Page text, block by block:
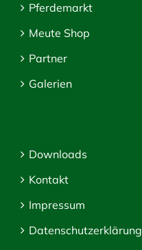
Pferdemarkt
Meute Shop
Partner
Galerien
Downloads
Kontakt
Impressum
Datenschutzerklärung